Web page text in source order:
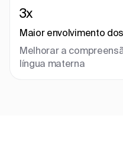
3x
Maior envolvimento
Melhorar a
língua materna